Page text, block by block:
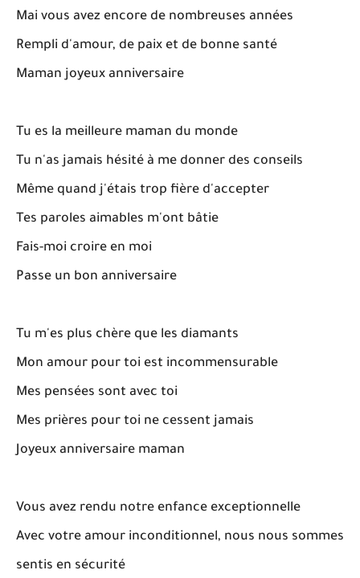
Mai vous avez encore de nombreuses années
Rempli d'amour, de paix et de bonne santé
Maman joyeux anniversaire
Tu es la meilleure maman du monde
Tu n'as jamais hésité à me donner des conseils
Même quand j'étais trop fière d'accepter
Tes paroles aimables m'ont bâtie
Fais-moi croire en moi
Passe un bon anniversaire
Tu m'es plus chère que les diamants
Mon amour pour toi est incommensurable
Mes pensées sont avec toi
Mes prières pour toi ne cessent jamais
Joyeux anniversaire maman
Vous avez rendu notre enfance exceptionnelle
Avec votre amour inconditionnel, nous nous sommes
sentis en sécurité